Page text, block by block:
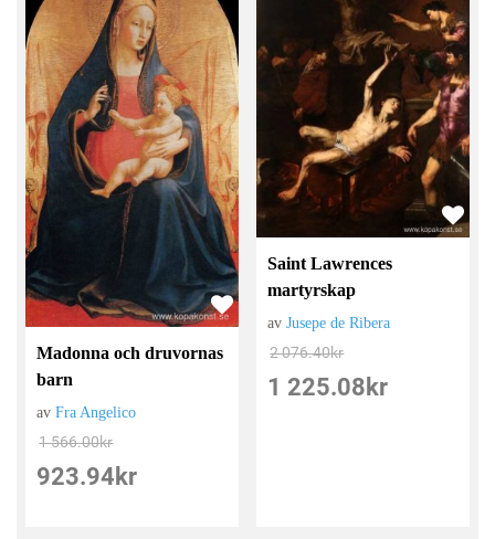
Madonna och druvornas
barn
avFra Angelico
1 566.00kr
923.94 kr
Saint Lawrences
martyrskap
avJusepe de Ribera
2 076.40kr
1 225.08 kr